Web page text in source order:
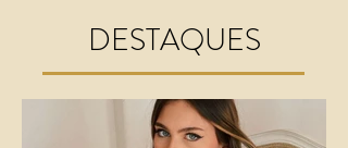
DESTAQUES